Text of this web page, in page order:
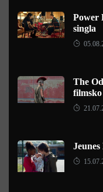
Power
singla
The